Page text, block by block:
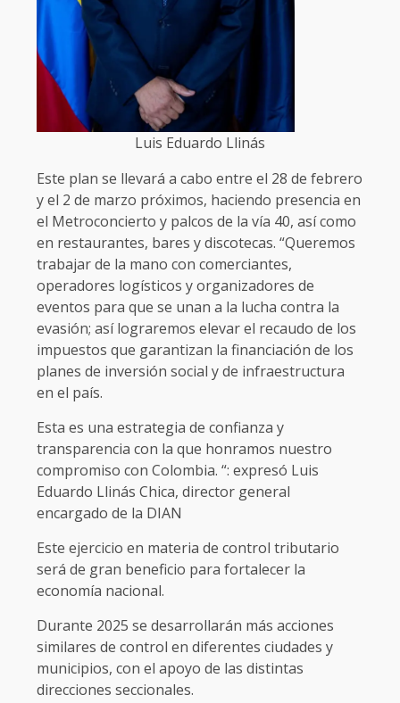
Luis Eduardo Llinás
Este plan se llevará a cabo entre el 28 de febrero
y el 2 de marzo próximos, haciendo presencia en
el Metroconcierto y palcos de la vía 40, así como
en restaurantes, bares y discotecas. “Queremos
trabajar de la mano con comerciantes,
operadores logísticos y organizadores de
eventos para que se unan a la lucha contra la
evasión; así lograremos elevar el recaudo de los
impuestos que garantizan la financiación de los
planes de inversión social y de infraestructura
en el país.
Esta es una estrategia de confianza y
transparencia con la que honramos nuestro
compromiso con Colombia. “: expresó Luis
Eduardo Llinás Chica, director general
encargado de la DIAN
Este ejercicio en materia de control tributario
será de gran beneficio para fortalecer la
economía nacional.
Durante 2025 se desarrollarán más acciones
similares de control en diferentes ciudades y
municipios, con el apoyo de las distintas
direcciones seccionales.